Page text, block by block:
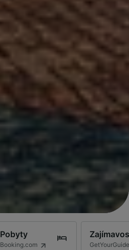
Pobyty
Booking.com GetYourGuide